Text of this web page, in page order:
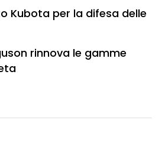
Kubota per la difesa delle
rinnova le gamme